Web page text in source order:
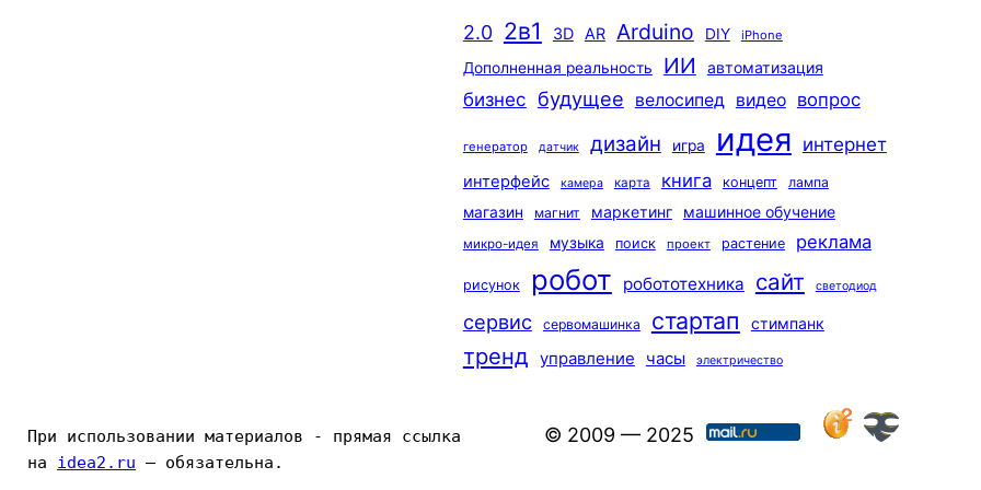
2.0 2в1 3D AR Arduino DIY iPhone
Дополненная реальность ИИ автоматизация
бизнес будущее велосипед видео вопрос
генератор датчик дизайн игра идея интернет
интерфейс камера карта книга концепт лампа
магазин магнит маркетинг машинное обучение
микро-идея музыка поиск проект растение реклама
рисунок робот робототехника сайт светодиод
сервис сервомашинка стартап стимпанк
тренд управление часы электричество
При использовании материалов - прямая ссылка
на idea2.ru — обязательна.
© 2009 — 2025